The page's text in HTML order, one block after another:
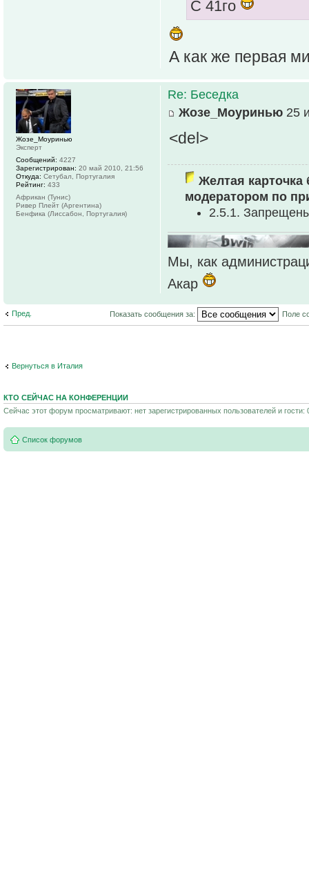
С 41го
А как же первая
Re: Беседка
Жозе_Моуринью 25
<del>
Желтая карточка
модератором по
2.5.1.
Мы, как
Акар
Жозе_Моуринью
Эксперт
Сообщений: 4227
Зарегистрирован: 20 май 2010, 21:56
Откуда: Сетубал, Португалия
Рейтинг: 433
Африкан (Тунис)
Ривер Плейт (Аргентина)
Бенфика (Лиссабон, Португалия)
Пред. Показать сообщения за: Поле
Вернуться в Италия
КТО СЕЙЧАС НА КОНФЕРЕНЦИИ
Сейчас этот форум просматривают: нет зарегистрированных пользователей и гости:
Список форумов